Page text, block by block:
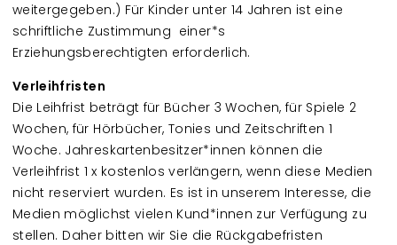
weitergegeben.) Für Kinder unter 14 Jahren ist eine
schriftliche Zustimmung einer*s
Erziehungsberechtigten erforderlich.
Verleihfristen
Die Leihfrist beträgt für Bücher 3 Wochen, für Spiele 2
Wochen, für Hörbücher, Tonies und Zeitschriften 1
Woche. Jahreskartenbesitzer*innen können die
Verleihfrist 1 x kostenlos verlängern, wenn diese Medien
nicht reserviert wurden. Es ist in unserem Interesse, die
Medien möglichst vielen Kund*innen zur Verfügung zu
stellen. Daher bitten wir Sie die Rückgabefristen